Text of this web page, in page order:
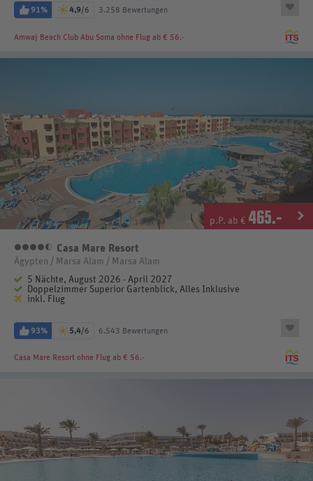
91% 4,9/6 3.258 Bewertungen
Amwaj Beach Club Abu Soma ohne Flug ab € 56.-
p.P. ab € 465.-
4,5 Sterne
Casa Mare Resort
Ägypten / Marsa Alam / Marsa Alam
5 Nächte, August 2026 - April 2027
Doppelzimmer Superior Gartenblick, Alles Inklusive
inkl. Flug
93% 5,4/6 6.543 Bewertungen
Casa Mare Resort ohne Flug ab € 56.-